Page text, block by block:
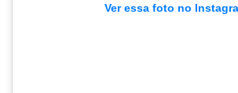
Ver essa foto no